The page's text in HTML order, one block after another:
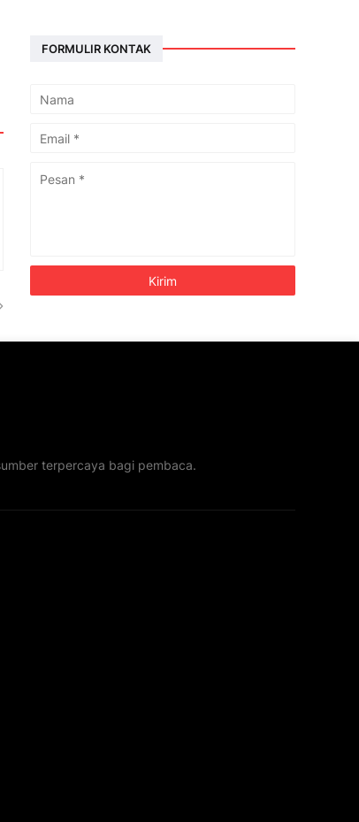
FORMULIR KONTAK
terpercaya bagi pembaca.